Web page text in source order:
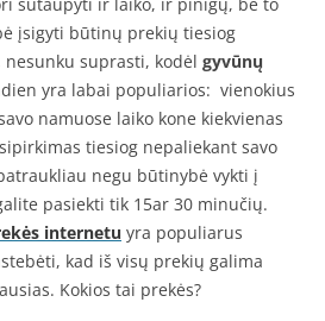
įsigyti būtinų prekių tiesiog
suprasti, kodėl gyvūnų
yra labai populiarios: vienokius
namuose laiko kone kiekvienas
tiesiog nepaliekant savo
negu būtinybė vykti į
pasiekti tik 15ar 30 minučių.
internetu yra populiarus
kad iš visų prekių galima
Kokios tai prekės?